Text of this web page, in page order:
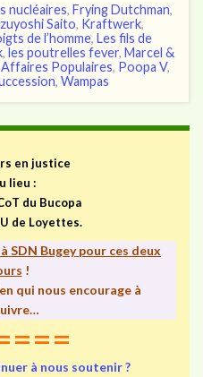
nucléaires, Frying Dutchman,
Saito, Kraftwerk,
de l’homme, Les fils de
, les poutrelles fever, Marcel &
Populaires, Poopa V,
, Wampas
en justice
lieu :
du Bucopa
de Loyettes.
SDN Bugey pour ces deux
!
qui nous encourage à
à nous soutenir ?